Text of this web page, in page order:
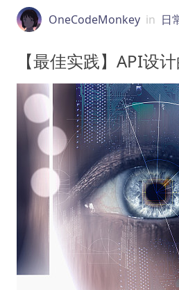
OneCodeMonkey in 日
【最佳实践】API设